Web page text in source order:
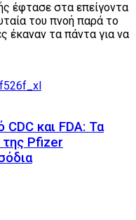
έφτασε στα επείγοντα
του πνοή παρά το
έκαναν τα πάντα για να
και FDA: Τα
της Pfizer